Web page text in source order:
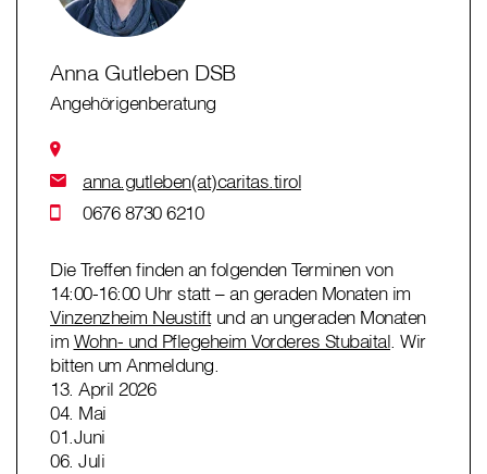
Anna Gutleben DSB
Angehörigenberatung
anna.gutleben(at)caritas.tirol
0676 8730 6210
Die Treffen finden an folgenden Terminen von
14:00-16:00 Uhr statt – an geraden Monaten im
Vinzenzheim Neustiftund an ungeraden Monaten
im Wohn- und Pflegeheim Vorderes Stubaital. Wir
bitten um Anmeldung.
13. April 2026
04. Mai
01.Juni
06. Juli